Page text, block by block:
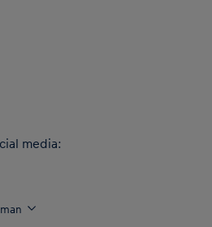
am Saum
mindestens 95 % recycelten
gebrauchten Materialien
leitet die Feuchtigkeit vom
beim Training angenehm trocken
Polyester – doppelseitiger
media: